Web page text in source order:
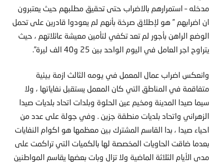
مدخله – استمرارهم بالاضراب حتى تحقيق مطلبهم حيث يعتبرون
ان اضرابهم ” هو لإطلاق صرخة بأنهم لم يعودوا قادرين على تحمل
الوضع الراهن بأجور لم تعد تكفي لتأمين معيشة عائلاتهم ، حيث
يتراوح اجر العامل في اليوم الواحد بين 25 و40 الف ليرة”.
وانعكس اضراب عمال المعمل في يومه الثالث ازمة بيئية
متفاقمة في المناطق التي كان المعمل يستقبل نفاياتها ، ولا
سيما صيدا المدينة ومخيم عين الحلوة وبلدات اتحاد بلديات صيدا
الزهراني واتحاد بلديات منطقة جزين . وفي جولة على عدد من
احياء صيدا ، بدا القاسم المشترك بين معظمها هو اكوام النفايات
بعدما ضاقت الحاويات المخصصة لها بالكميات التي تراكمت على
مدى الأيام الثلاثة الماضية ولا تزال وبات بعضها يقاسم المواطنين